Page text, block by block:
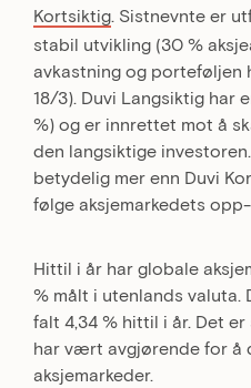
Kortsiktig . Sistnevnte er
stabil utvikling (30 %
avkastning og porteføljen
18/3). Duvi Langsiktig har
%) og er innrettet mot å
den langsiktige
betydelig mer enn Duvi
følge aksjemarkedets
Hittil i år har globale
% målt i utenlands valuta.
falt 4,34 % hittil i år. Det
har vært avgjørende for å
aksjemarkeder.